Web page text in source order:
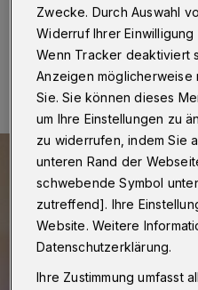
27.05.2020 , 11:20 Uhr
Zwecke. Durch Auswahl
Widerruf Ihrer
Wenn Tracker deaktiviert
Anzeigen möglicherweise
Sie. Sie können dieses
um Ihre Einstellungen zu
zu widerrufen, indem Sie
unteren Rand der
schwebende Symbol
zutreffend]. Ihre
Website. Weitere
Datenschutzerklärung.
Ihre Zustimmung umfasst